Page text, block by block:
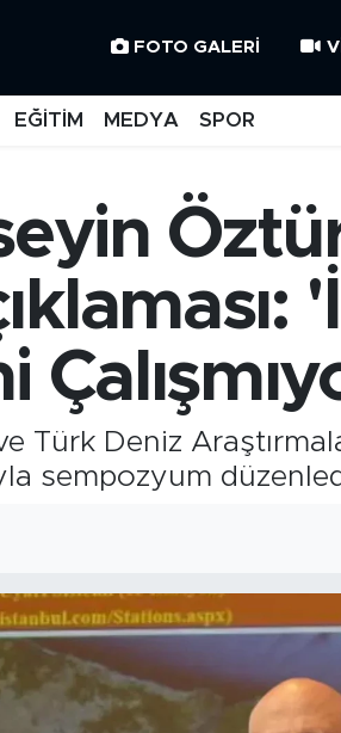
FOTO GALERI
EĞİTİM MEDYA SPOR
Türk Deniz
sempozyum